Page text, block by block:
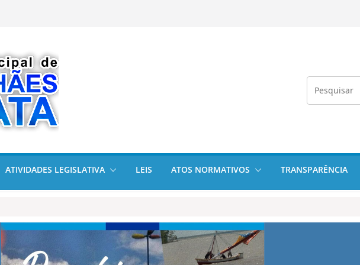
visitas
cumpre
Militar em
ATIVIDADES LEGISLATIVA LEIS ATOS NORMATIVOS TRANSPARÊNCIA